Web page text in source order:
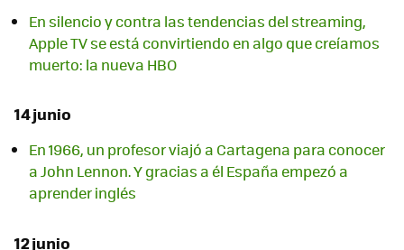
En silencio y contra las tendencias del streaming,
Apple TV se está convirtiendo en algo que creíamos
muerto: la nueva HBO
14 junio
En 1966, un profesor viajó a Cartagena para conocer
a John Lennon. Y gracias a él España empezó a
aprender inglés
12 junio